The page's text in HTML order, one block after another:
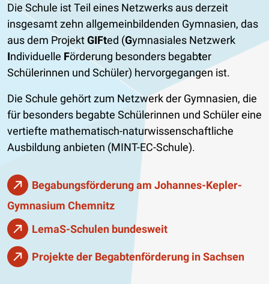
Die Schule ist Teil eines Netzwerks aus derzeit
insgesamt zehn allgemeinbildenden Gymnasien, das
aus dem ProjektGIFted (Gymnasiales Netzwerk
Individuelle Förderung besonders begabter
Schülerinnen und Schüler) hervorgegangen ist.
Die Schule gehört zum Netzwerk der Gymnasien, die
für besonders begabte Schülerinnen und Schüler eine
vertiefte mathematisch-naturwissenschaftliche
Ausbildung anbieten (MINT-EC-Schule).
Begabungsförderung am Johannes-Kepler-
Gymnasium Chemnitz
LemaS-Schulen bundesweit
Projekte der Begabtenförderung in Sachsen